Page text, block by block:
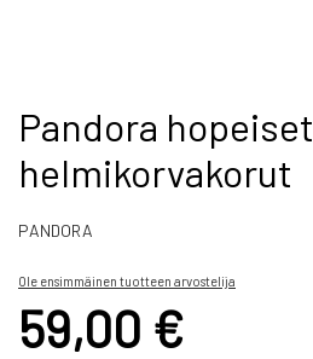
Skip
to
the
beginning
the
gallery
Pandora hopeiset
helmikorvakorut
PANDORA
Ole ensimmäinen tuotteen arvostelija
59,00 €